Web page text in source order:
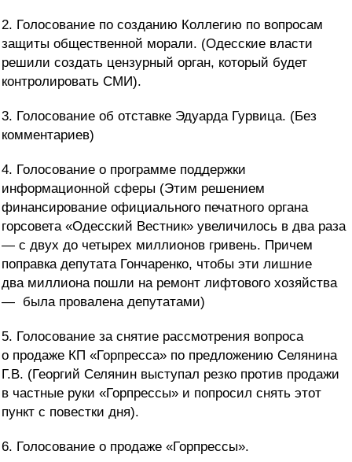
2. Голосование по созданию Коллегию по вопросам
защиты общественной морали. (Одесские власти
решили создать цензурный орган, который будет
контролировать СМИ).
3. Голосование об отставке Эдуарда Гурвица. (Без
комментариев)
4. Голосование о программе поддержки
информационной сферы (Этим решением
финансирование официального печатного органа
горсовета «Одесский Вестник» увеличилось в два раза
— с двух до четырех миллионов гривень. Причем
поправка депутата Гончаренко, чтобы эти лишние
два миллиона пошли на ремонт лифтового хозяйства
— была провалена депутатами)
5. Голосование за снятие рассмотрения вопроса
о продаже КП «Горпресса» по предложению Селянина
Г.В. (Георгий Селянин выступал резко против продажи
в частные руки «Горпрессы» и попросил снять этот
пункт с повестки дня).
6. Голосование о продаже «Горпрессы».